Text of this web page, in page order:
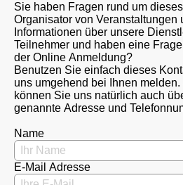
Sie haben Fragen rund um
Organisator von Veranstaltungen
Informationen über unsere
Teilnehmer und haben eine
der Online Anmeldung?
Benutzen Sie einfach dieses
uns umgehend bei Ihnen
können Sie uns natürlich auch
genannte Adresse und
Name
E-Mail Adresse